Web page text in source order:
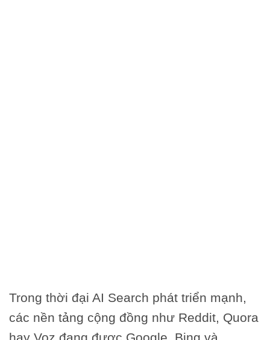
Trong thời đại AI Search phát triển mạnh,
các nền tảng cộng đồng như Reddit, Quora
hay Voz đang được Google, Bing và